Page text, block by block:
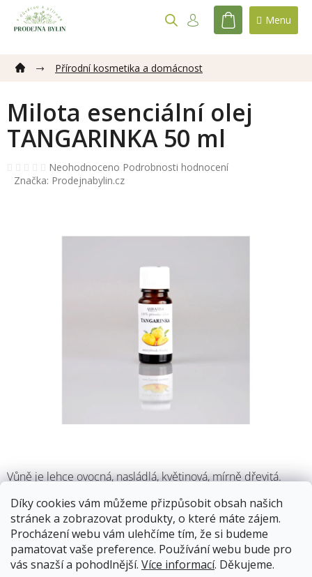
Díky cookies vám můžeme přizpůsobit obsah našich
stránek a zobrazovat produkty, o které máte zájem.
Procházení webu vám ulehčíme tím, že si budeme
pamatovat vaše preference. Používání webu bude pro
vás snazší a pohodlnější. Více informací. Děkujeme.
obsah
NÁKUPNÍ
Přírodní kosmetika a domácnost
Milota esenciální olej
TANGARINKA 50 ml
Průměrné
hodnocení
Neohodnoceno Podrobnosti hodnocení
Značka: Prodejnabylin.cz
Skladem 12.8.2026
Vůně je lehce ovocná, nasládlá, květinová, mírně dřevitá.
velice univerzální a je vhodná i pro provonění dětského
pokoje. Můžete ji také využít do koupelí a na masáže.
Doprava od 59Kč